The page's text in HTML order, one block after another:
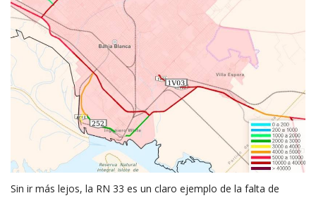
Sin ir más lejos, la RN 33 es un claro ejemplo de la falta de